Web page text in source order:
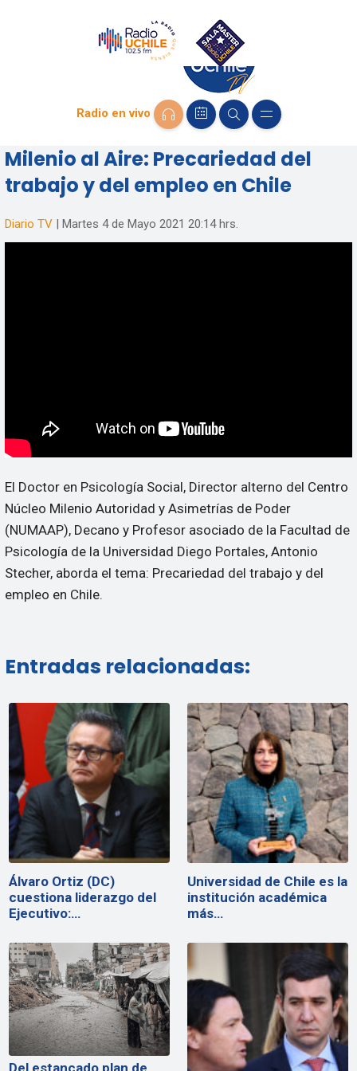
Radio en vivo
Milenio al Aire: Precariedad del
trabajo y del empleo en Chile
Diario TV | Martes 4 de Mayo 2021 20:14 hrs.
El Doctor en Psicología Social, Director alterno del Centro
Núcleo Milenio Autoridad y Asimetrías de Poder
(NUMAAP), Decano y Profesor asociado de la Facultad de
Psicología de la Universidad Diego Portales, Antonio
Stecher, aborda el tema: Precariedad del trabajo y del
empleo en Chile.
Entradas relacionadas:
Álvaro Ortiz (DC)
cuestiona liderazgo del
Ejecutivo:…
Universidad de Chile es la
institución académica
más…